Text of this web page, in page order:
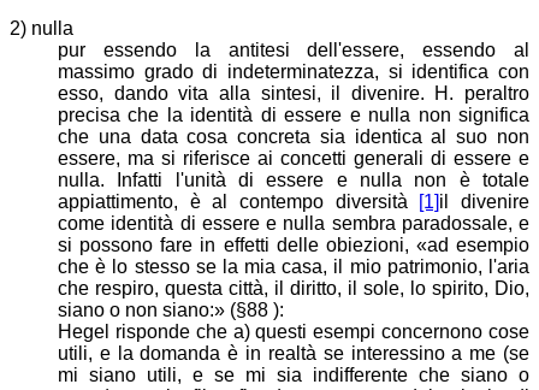
2) nulla
pur essendo la antitesi dell'essere, essendo al
massimo grado di indeterminatezza, si identifica con
esso, dando vita alla sintesi, il divenire. H. peraltro
precisa che la identità di essere e nulla non significa
che una data cosa concreta sia identica al suo non
essere, ma si riferisce ai concetti generali di essere e
nulla. Infatti l'unità di essere e nulla non è totale
appiattimento, è al contempo diversità [1]il divenire
come identità di essere e nulla sembra paradossale, e
si possono fare in effetti delle obiezioni, «ad esempio
che è lo stesso se la mia casa, il mio patrimonio, l'aria
che respiro, questa città, il diritto, il sole, lo spirito, Dio,
siano o non siano:» (§88 ):
Hegel risponde che a) questi esempi concernono cose
utili, e la domanda è in realtà se interessino a me (se
mi siano utili, e se mi sia indifferente che siano o